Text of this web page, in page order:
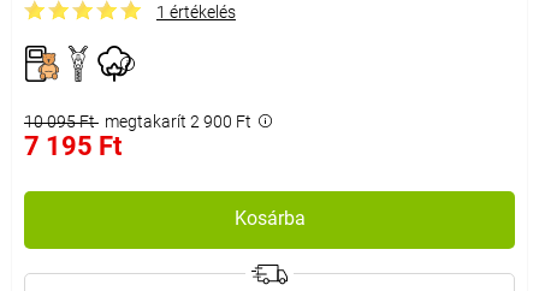
1 értékelés
10 095 Ft megtakarít 2 900 Ft
7 195 Ft
Kosárba